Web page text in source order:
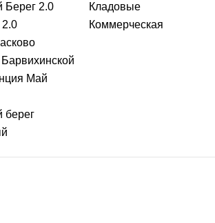
Берег 2.0
Май
берег
Кладовые
Коммерческая